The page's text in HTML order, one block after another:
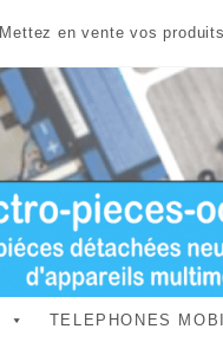
Mettez en vente vos
TELEPHONES